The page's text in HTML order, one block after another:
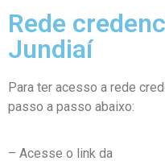
Rede
Jundiaí
Para ter acesso a rede
passo a passo abaixo:
– Acesse o link da